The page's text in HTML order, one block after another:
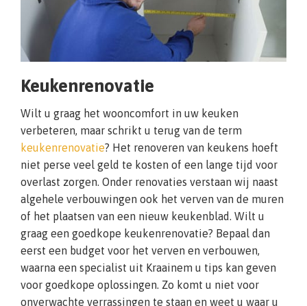
Keukenrenovatie
Wilt u graag het wooncomfort in uw keuken
verbeteren, maar schrikt u terug van de term
keukenrenovatie? Het renoveren van keukens hoeft
niet perse veel geld te kosten of een lange tijd voor
overlast zorgen. Onder renovaties verstaan wij naast
algehele verbouwingen ook het verven van de muren
of het plaatsen van een nieuw keukenblad. Wilt u
graag een goedkope keukenrenovatie? Bepaal dan
eerst een budget voor het verven en verbouwen,
waarna een specialist uit Kraainem u tips kan geven
voor goedkope oplossingen. Zo komt u niet voor
onverwachte verrassingen te staan en weet u waar u